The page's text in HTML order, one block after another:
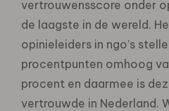
vertrouwensscore onder
de laagste in de wereld.
opinieleiders in ngo’s
procentpunten omhoog
procent en daarmee is
vertrouwde in Nederland.